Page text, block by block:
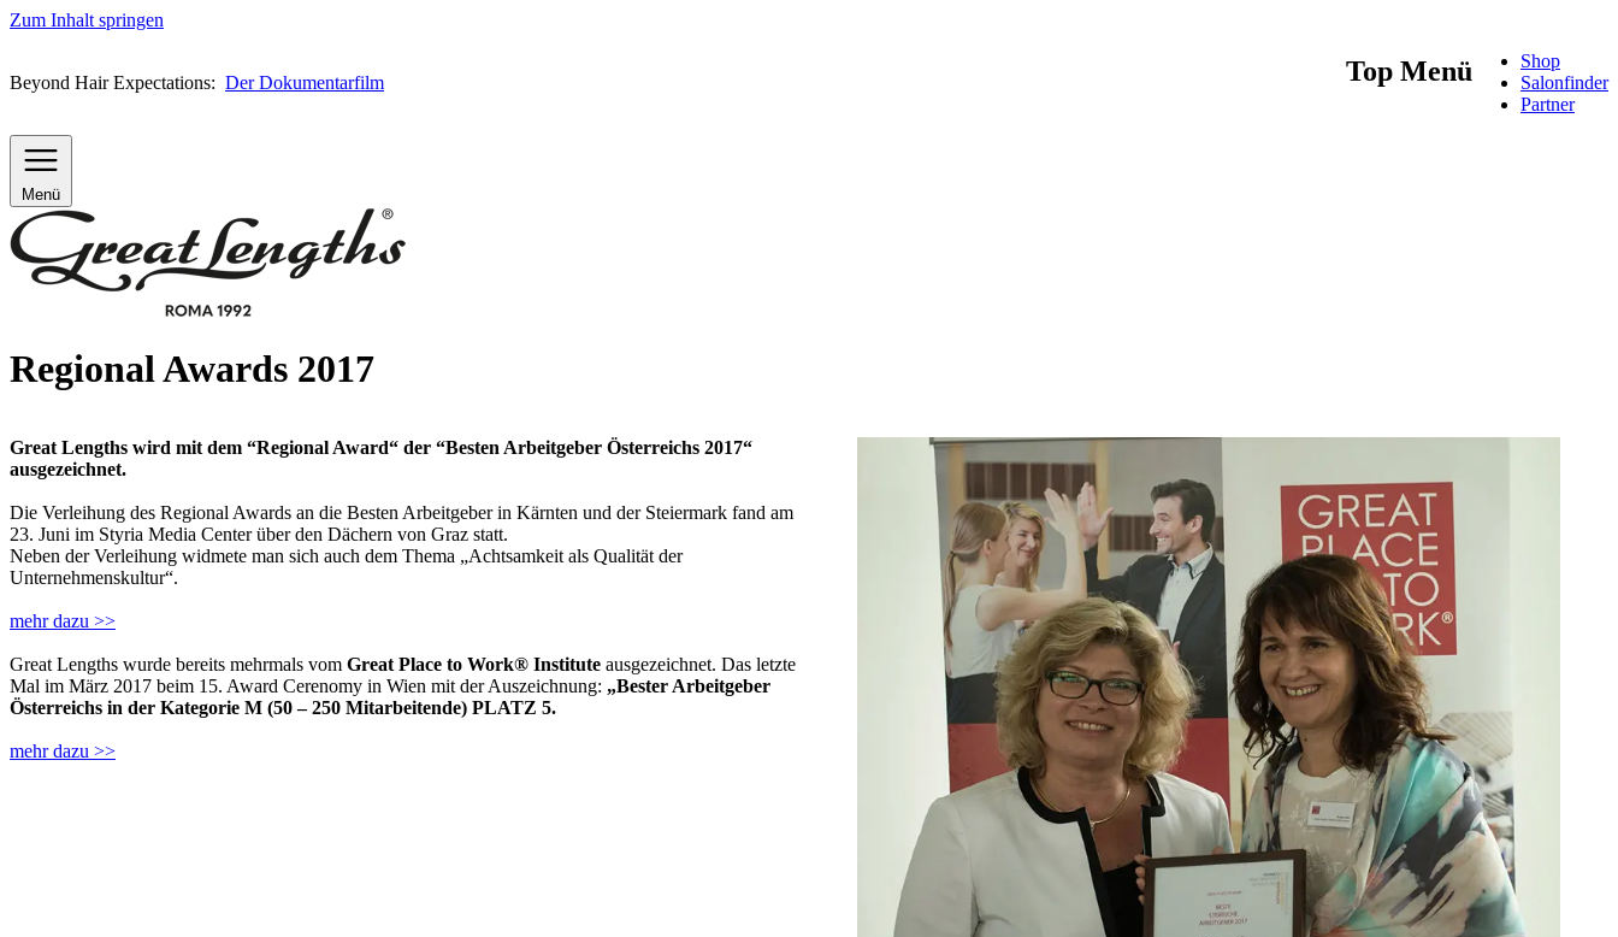
Zum Inhalt springen
Beyond Hair Expectations: Der Dokumentarfilm Top Menü
Shop
Salonfinder
Partner
Menü
Regional Awards 2017
Great Lengths wird mit dem “Regional Award“ der “Besten Arbeitgeber Österreichs 2017“
ausgezeichnet.
Die Verleihung des Regional Awards an die Besten Arbeitgeber in Kärnten und der Steiermark fand am
23. Juni im Styria Media Center über den Dächern von Graz statt.
Neben der Verleihung widmete man sich auch dem Thema „Achtsamkeit als Qualität der
Unternehmenskultur“.
mehr dazu >>
Great Lengths wurde bereits mehrmals vom Great Place to Work® Institute ausgezeichnet. Das letzte
Mal im März 2017 beim 15. Award Cerenomy in Wien mit der Auszeichnung: „Bester Arbeitgeber
Österreichs in der Kategorie M (50 – 250 Mitarbeitende) PLATZ 5.
mehr dazu >>